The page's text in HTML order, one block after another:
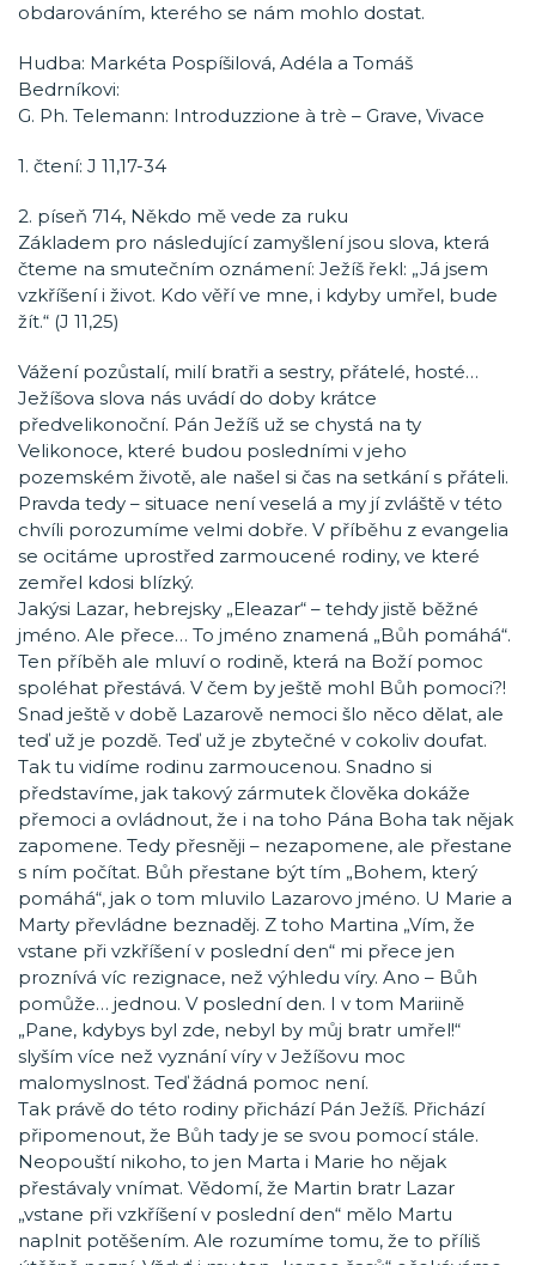
obdarováním, kterého se nám mohlo dostat.
Hudba: Markéta Pospíšilová, Adéla a Tomáš
Bedrníkovi:
G. Ph. Telemann: Introduzzione à trè – Grave, Vivace
1. čtení: J 11,17-34
2. píseň 714, Někdo mě vede za ruku
Základem pro následující zamyšlení jsou slova, která
čteme na smutečním oznámení: Ježíš řekl: „Já jsem
vzkříšení i život. Kdo věří ve mne, i kdyby umřel, bude
žít.“ (J 11,25)
Vážení pozůstalí, milí bratři a sestry, přátelé, hosté…
Ježíšova slova nás uvádí do doby krátce
předvelikonoční. Pán Ježíš už se chystá na ty
Velikonoce, které budou posledními v jeho
pozemském životě, ale našel si čas na setkání s přáteli.
Pravda tedy – situace není veselá a my jí zvláště v této
chvíli porozumíme velmi dobře. V příběhu z evangelia
se ocitáme uprostřed zarmoucené rodiny, ve které
zemřel kdosi blízký.
Jakýsi Lazar, hebrejsky „Eleazar“ – tehdy jistě běžné
jméno. Ale přece… To jméno znamená „Bůh pomáhá“.
Ten příběh ale mluví o rodině, která na Boží pomoc
spoléhat přestává. V čem by ještě mohl Bůh pomoci?!
Snad ještě v době Lazarově nemoci šlo něco dělat, ale
teď už je pozdě. Teď už je zbytečné v cokoliv doufat.
Tak tu vidíme rodinu zarmoucenou. Snadno si
představíme, jak takový zármutek člověka dokáže
přemoci a ovládnout, že i na toho Pána Boha tak nějak
zapomene. Tedy přesněji – nezapomene, ale přestane
s ním počítat. Bůh přestane být tím „Bohem, který
pomáhá“, jak o tom mluvilo Lazarovo jméno. U Marie a
Marty převládne beznaděj. Z toho Martina „Vím, že
vstane při vzkříšení v poslední den“ mi přece jen
proznívá víc rezignace, než výhledu víry. Ano – Bůh
pomůže… jednou. V poslední den. I v tom Mariině
„Pane, kdybys byl zde, nebyl by můj bratr umřel!“
slyším více než vyznání víry v Ježíšovu moc
malomyslnost. Teď žádná pomoc není.
Tak právě do této rodiny přichází Pán Ježíš. Přichází
připomenout, že Bůh tady je se svou pomocí stále.
Neopouští nikoho, to jen Marta i Marie ho nějak
přestávaly vnímat. Vědomí, že Martin bratr Lazar
„vstane při vzkříšení v poslední den“ mělo Martu
naplnit potěšením. Ale rozumíme tomu, že to příliš